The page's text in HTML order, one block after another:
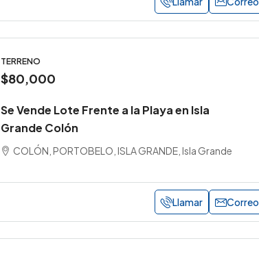
TERRENO
$80,000
Se Vende Lote Frente a la Playa en Isla
Grande Colón
COLÓN, PORTOBELO, ISLA GRANDE, Isla Grande
Llamar Correo